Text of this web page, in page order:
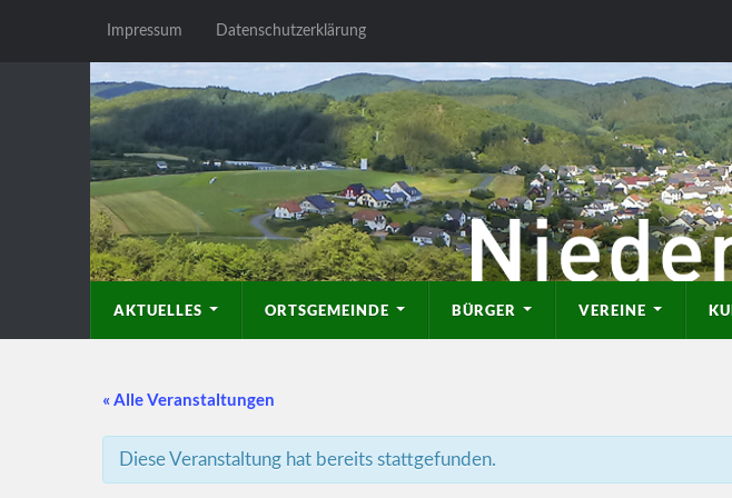
Impressum Datenschutzerklärung
AKTUELLES ORTSGEMEINDE BÜRGER VEREINE
« Alle Veranstaltungen
Diese Veranstaltung hat bereits stattgefunden.